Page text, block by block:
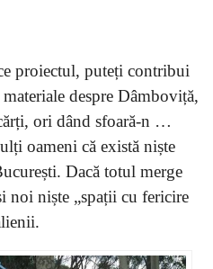
proiectul, puteți contribui
despre Dâmboviță,
ori dând sfoară-n …
oameni că există niște
Dacă totul merge
noi niște „spații cu fericire